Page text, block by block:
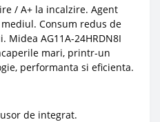
/ A+ la incalzire. Agent
Consum redus de
AG11A-24HRDN8I
mari, printr-un
performanta si eficienta.
de integrat.